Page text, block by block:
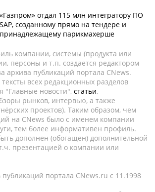
«Газпром» отдал 115 млн интегратору ПО
SAP, созданному прямо на тендере и
принадлежащему парикмахерше
компании, системы (продукта или
персоны и т.п. создается редактором
архива публикаций портала CNews.
всех редакционных разделов
"Главные новости", статьи,
рынков, интервью, а также
проектов). Таким образом, чем
на CNews было с именем компании
тем более информативен профиль.
дополнен (обогащен) дополнительной
презентацией о компании или
портала CNews.ru c 11.1998